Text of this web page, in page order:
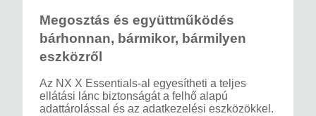
Megosztás és együttműködés
bárhonnan, bármikor, bármilyen
eszközről
Az NX X Essentials-al egyesítheti a teljes
ellátási lánc biztonságát a felhő alapú
adattárolással és az adatkezelési eszközökkel.